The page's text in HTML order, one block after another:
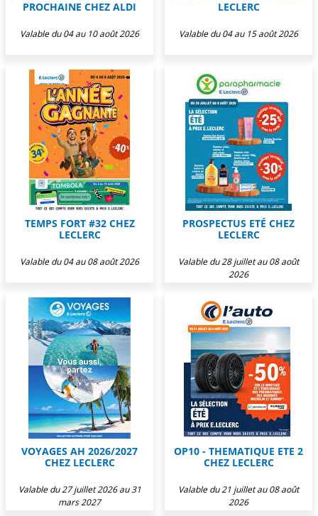
PROCHAINE CHEZ ALDI
Valable du 04 au 10 août 2026
LECLERC
Valable du 04 au 15 août 2026
TEMPS FORT #32 CHEZ
LECLERC
Valable du 04 au 08 août 2026
PROSPECTUS ETÉ CHEZ
LECLERC
Valable du 28 juillet au 08 août
2026
VOYAGES AH 2026/2027
CHEZ LECLERC
Valable du 27 juillet 2026 au 31
mars 2027
OP10 - THEMATIQUE ETE 2
CHEZ LECLERC
Valable du 21 juillet au 08 août
2026